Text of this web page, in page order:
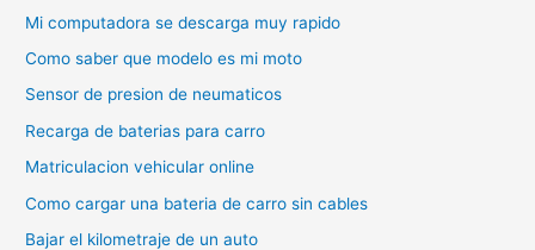
Mi computadora se descarga muy rapido
Como saber que modelo es mi moto
Sensor de presion de neumaticos
Recarga de baterias para carro
Matriculacion vehicular online
Como cargar una bateria de carro sin cables
Bajar el kilometraje de un auto